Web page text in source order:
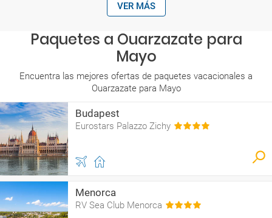
VER MÁS
Paquetes a Ouarzazate para
Mayo
Encuentra las mejores ofertas de paquetes vacacionales a
Ouarzazate para Mayo
Budapest
Eurostars Palazzo Zichy
Menorca
RV Sea Club Menorca